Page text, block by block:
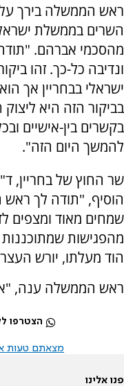
ראש הממשלה בירך על
השרים בממשלת
מהסכמי אברהם.
ונדיבה כל-כך. זהו
ישראלי בבחריין אך
בביקור הזה היא
בקשרים בין-אישיים
להמשך היום הזה".
שר החוץ של בחריין,
הוסיף, "תודה לך ראש
שמחים מאוד ומצפים
מהפגישות
הוד מעלתו, יורש
ראש הממשלה ענה,
הצטרפו
מצאתם טעות
פנו אלינו